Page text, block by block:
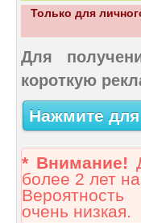
Только для
Для
короткую
Нажмите
* Внимание!
более 2 лет
очень низкая.